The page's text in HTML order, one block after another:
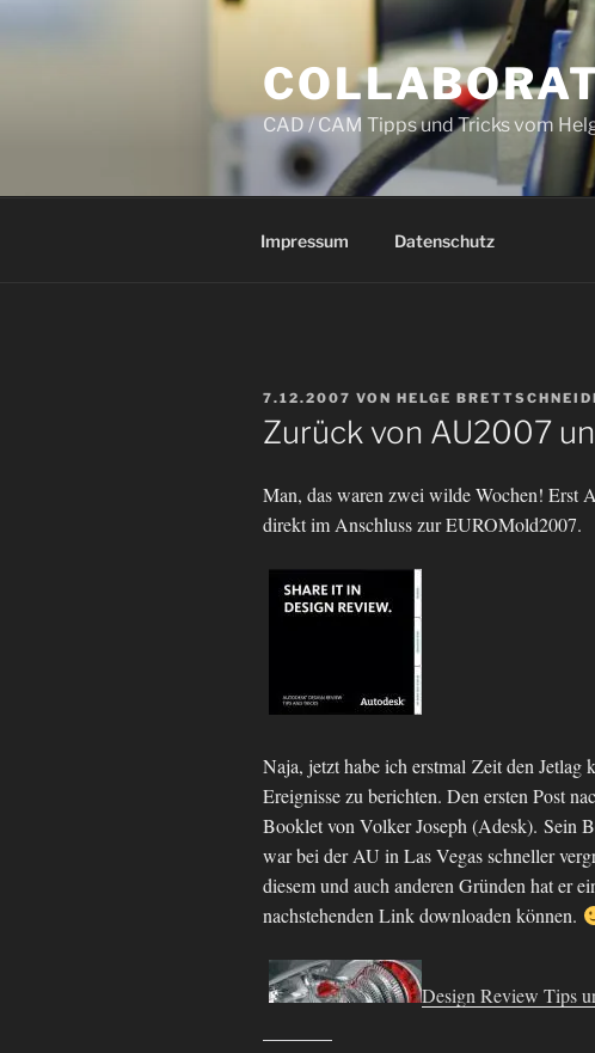
CAD / CAM Tipps und Tricks vom
Impressum Datenschutz
VERÖFFENTLICHT
AM
7.12.2007 VON HELGE
Zurück von AU2007
Man, das waren zwei wilde Wochen! Erst
direkt im Anschluss zur EUROMold2007.
Naja, jetzt habe ich erstmal Zeit den Jetlag
Ereignisse zu berichten. Den ersten Post
Booklet von Volker Joseph (Adesk). Sein
war bei der AU in Las Vegas schneller
diesem und auch anderen Gründen hat er
nachstehenden Link downloaden können.
Design Review Tips